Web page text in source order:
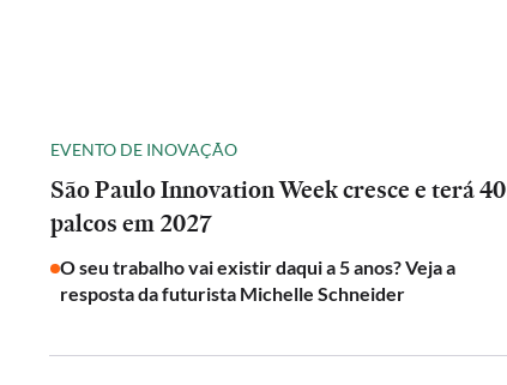
EVENTO DE INOVAÇÃO
São Paulo Innovation Week cresce e terá 40
palcos em 2027
O seu trabalho vai existir daqui a 5 anos? Veja a
resposta da futurista Michelle Schneider